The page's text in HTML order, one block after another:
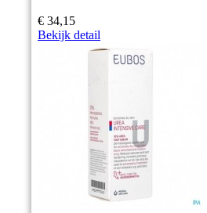
€ 34,15
Bekijk detail